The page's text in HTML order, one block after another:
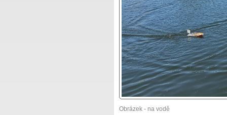
Obrázek - na vodě